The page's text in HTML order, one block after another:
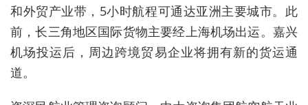
和外贸产业带，5小时航程可通达亚洲主要城市。此
前，长三角地区国际货物主要经上海机场出运。嘉兴
机场投运后，周边跨境贸易企业将拥有新的货运通
道。